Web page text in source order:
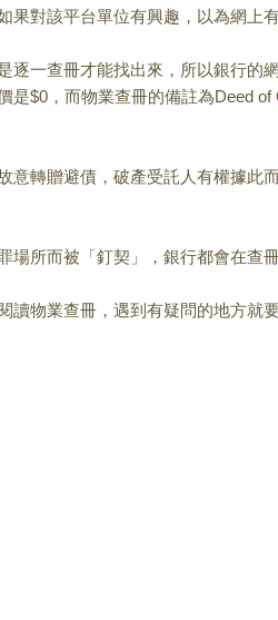
對該平台單位有興趣，以為網上
查冊才能找出來，所以銀行的
$0，而物業查冊的備註為Deed
贈避債，破產受託人有權據此
而被「釘契」，銀行都會在查冊
業查冊，遇到有疑問的地方就